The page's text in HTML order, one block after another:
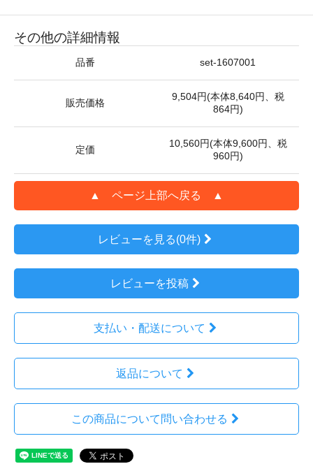
その他の詳細情報
品番 set-1607001
販売価格
9,504円(本体8,640円、税
864円)
定価
10,560円(本体9,600円、税
960円)
▲ ページ上部へ戻る ▲
レビューを見る(0件)
レビューを投稿
支払い・配送について
返品について
この商品について問い合わせる